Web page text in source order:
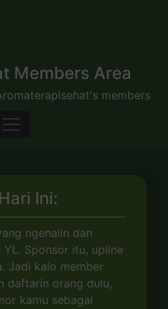
Members Area
members
Ini:
ngenalin dan
Sponsor itu, upline
Jadi kalo member
daftarin orang dulu,
kamu sebagai